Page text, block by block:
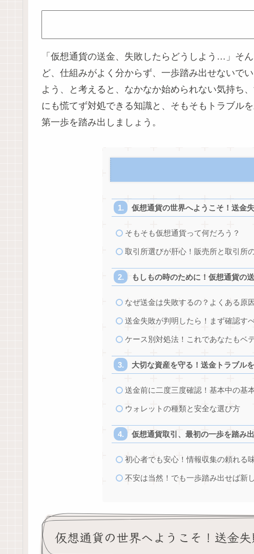
「仮想通貨の送金、失敗したらどうしよう…」そ
ど、仕組みがよく分からず、一歩踏み出せないで
よう、と考えると、なかなか始められない気持ち
にも慌てず対処できる知識と、そもそもトラブル
第一歩を踏み出しましょう。
仮想通貨の世界へようこそ！送金
そもそも仮想通貨って何だろう？
取引所選びが肝心！販売所と取引所
もしもの時のために！仮想通貨の
なぜ送金は失敗するの？よくある原
送金失敗が判明したら！まず確認す
ケース別対処法！これであなたもベ
大切な資産を守る！送金トラブル
送金前に二度三度確認！基本中の基
ウォレットの種類と安全な選び方
仮想通貨取引、最初の一歩を踏み
初心者でも安心！情報収集の頼れる
不安は当然！でも一歩踏み出せば新
仮想通貨の世界へようこそ！送金